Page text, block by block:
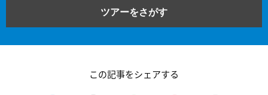
ツアーをさがす
この記事をシェアする